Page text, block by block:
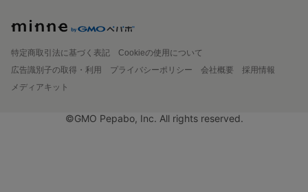
特定商取引法に基づく表記
Cookieの使用について
広告識別子の取得・利用
プライバシーポリシー 会社概要
採用情報
メディアキット
©GMO Pepabo, Inc. All rights reserved.